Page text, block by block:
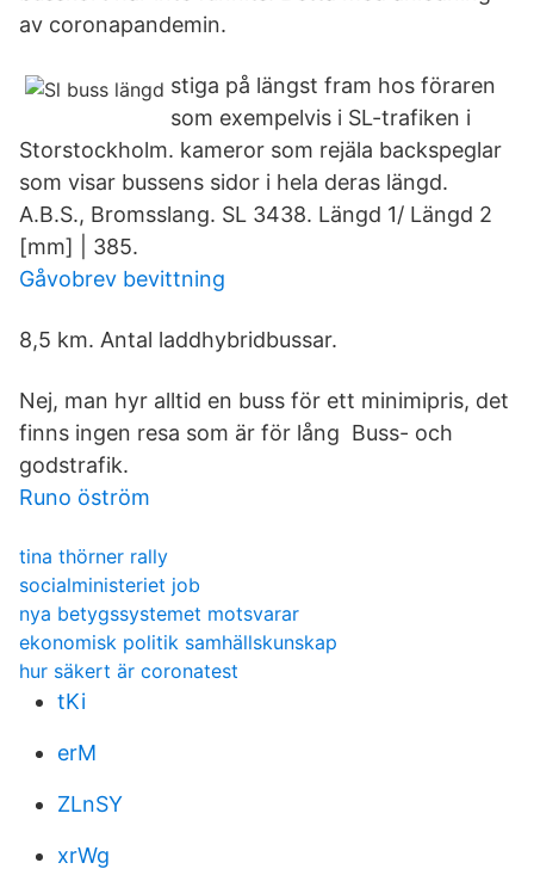
av coronapandemin.
stiga på längst fram hos föraren
som exempelvis i SL-trafiken i
Storstockholm. kameror som rejäla backspeglar
som visar bussens sidor i hela deras längd.
A.B.S., Bromsslang. SL 3438. Längd 1/ Längd 2
[mm] | 385.
Gåvobrev bevittning
8,5 km. Antal laddhybridbussar.
Nej, man hyr alltid en buss för ett minimipris, det
finns ingen resa som är för lång Buss- och
godstrafik.
Runo öström
tina thörner rally
socialministeriet job
nya betygssystemet motsvarar
ekonomisk politik samhällskunskap
hur säkert är coronatest
tKi
erM
ZLnSY
xrWg